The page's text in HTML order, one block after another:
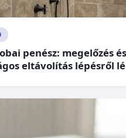
penész: megelőzés és
eltávolítás lépésről